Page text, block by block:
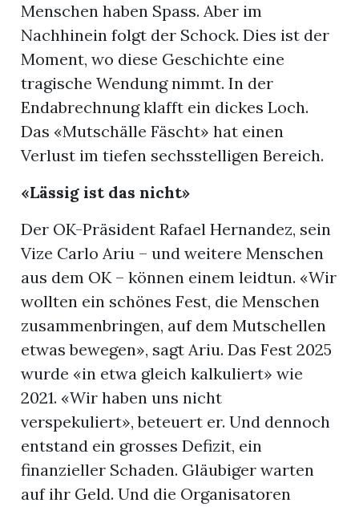
Menschen haben Spass. Aber im
Nachhinein folgt der Schock. Dies ist der
Moment, wo diese Geschichte eine
tragische Wendung nimmt. In der
Endabrechnung klafft ein dickes Loch.
Das «Mutschälle Fäscht» hat einen
Verlust im tiefen sechsstelligen Bereich.
«Lässig ist das nicht»
Der OK-Präsident Rafael Hernandez, sein
Vize Carlo Ariu – und weitere Menschen
aus dem OK – können einem leidtun. «Wir
wollten ein schönes Fest, die Menschen
zusammenbringen, auf dem Mutschellen
etwas bewegen», sagt Ariu. Das Fest 2025
wurde «in etwa gleich kalkuliert» wie
2021. «Wir haben uns nicht
verspekuliert», beteuert er. Und dennoch
entstand ein grosses Defizit, ein
finanzieller Schaden. Gläubiger warten
auf ihr Geld. Und die Organisatoren